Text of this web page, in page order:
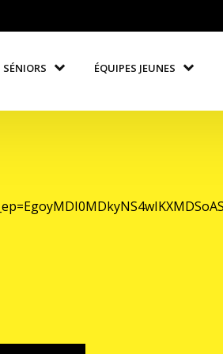
SÉNIORS ÉQUIPES JEUNES